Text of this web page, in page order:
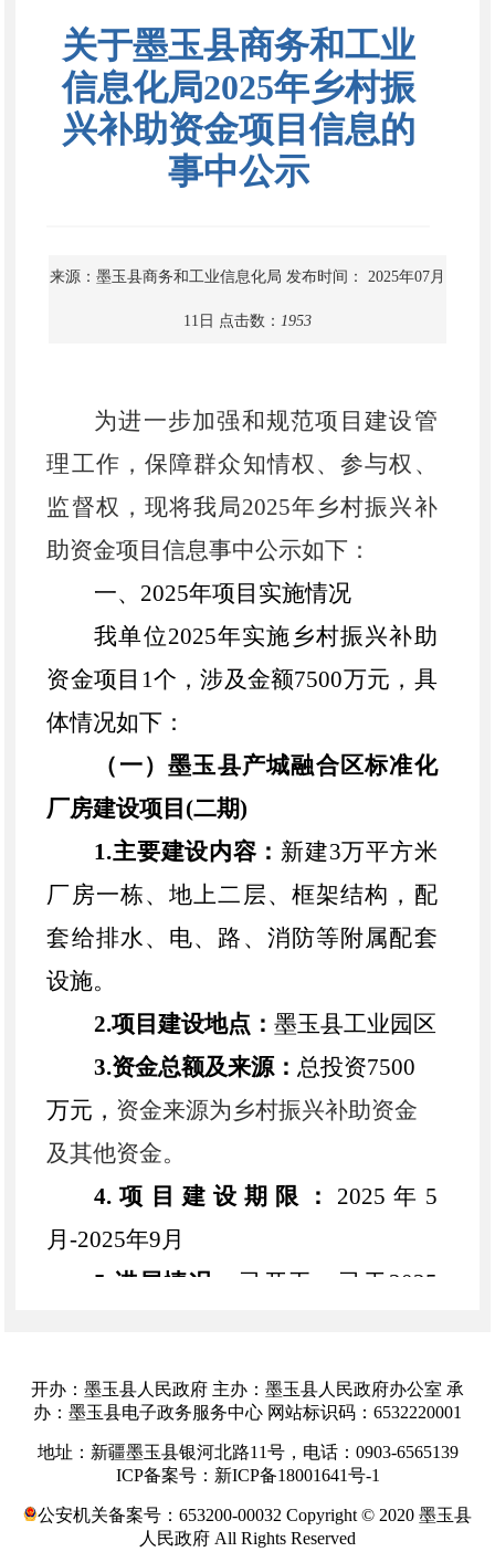
关于墨玉县商务和工业
信息化局2025年乡村振
兴补助资金项目信息的
事中公示
来源：墨玉县商务和工业信息化局 发布时间： 2025年07月
11日 点击数： 1953
为进一步加强和规范项目建设管
理工作 ，保障群众知情权、参与权、
监督权，现将我局2025年乡村振兴补
助资金项目信息事中公示如下：
一、 2025年项目实施情况
我单位2025年实施 乡村振兴补助
资金项目 1个，涉及金额7500万元，具
体情况如下：
（ 一）墨玉县产城融合区标准化
厂房建设项目 (二期)
1.主要建设内容： 新建3万平方米
厂房一栋、地上二层、框架结构，配
套给排水、电、路、消防等附属配套
设施。
2.项目建设地点：墨玉县工业园区
3.资金总额及来源： 总投资7500
万元 ， 资金来源为乡村振兴补助资金
及其他资金。
4.项目建设期限： 2025年5
月-2025年9月
5. 进展情况： 已开工， 已于 2025
前期费共计4062.336651万元。
6.项目承建单位：
业信息化局
开办：墨玉县人民政府 主办：墨玉县人民政府办公室 承
办：墨玉县电子政务服务中心 网站标识码：6532220001
地址：新疆墨玉县银河北路11号，电话：0903-6565139
ICP备案号：新ICP备18001641号-1
公安机关备案号：653200-00032 Copyright © 2020 墨玉县
人民政府 All Rights Reserved